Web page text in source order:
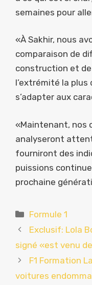
semaines pour
«À Sakhir, nous
comparaison de
construction et de
l’extrémité la plus
s’adapter aux
«Maintenant, nos
analyseront
fourniront des
puissions
prochaine
Catégories
Formule 1
Exclusif: Lola
signé «est venu
F1 Formation
voitures